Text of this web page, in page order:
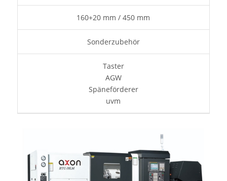
160+20 mm / 450 mm
Sonderzubehör
Taster
AGW
Späneförderer
uvm